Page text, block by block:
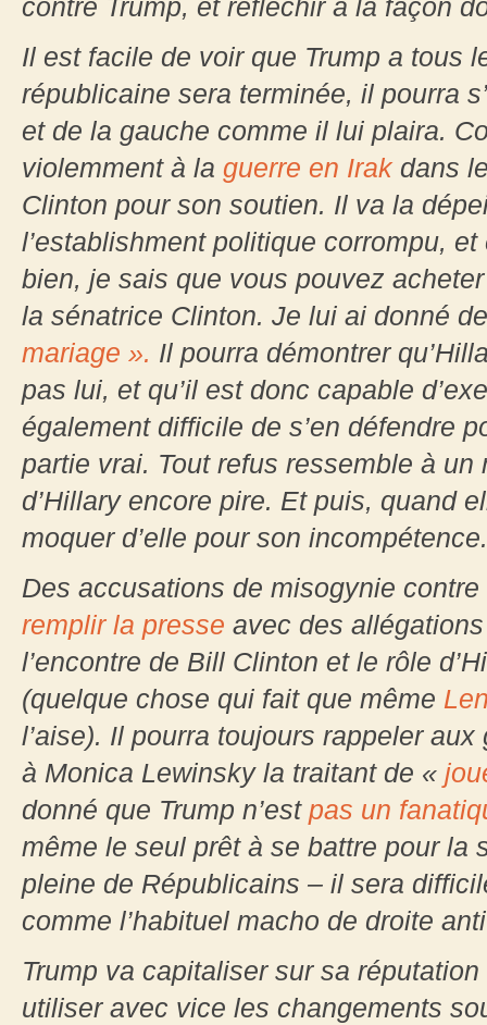
contre Trump, et réfléchir à la façon
Il est facile de voir que Trump a tous
républicaine sera terminée, il pourra
et de la gauche comme il lui plaira.
violemment à la guerre en Irakdans
Clinton pour son soutien. Il va la
l’establishment politique corrompu,
bien, je sais que vous pouvez
la sénatrice Clinton. Je lui ai donné
mariage ». Il pourra démontrer
pas lui, et qu’il est donc capable
également difficile de s’en défendre
partie vrai. Tout refus ressemble à
d’Hillary encore pire. Et puis, quand
moquer d’elle pour son incompétence.
Des accusations de misogynie
remplir la presse avec des
l’encontre de Bill Clinton et le rôle
(quelque chose qui fait que même
l’aise). Il pourra toujours rappeler
à Monica Lewinsky la traitant de «
donné que Trump n’est pas un
même le seul prêt à se battre pour la
pleine de Républicains – il sera
comme l’habituel macho de droite
Trump va capitaliser sur sa
utiliser avec vice les changements